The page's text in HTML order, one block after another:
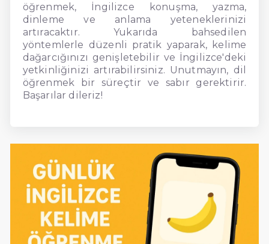
öğrenmek, İngilizce konuşma, yazma,
dinleme ve anlama yeteneklerinizi
artıracaktır. Yukarıda bahsedilen
yöntemlerle düzenli pratik yaparak, kelime
dağarcığınızı genişletebilir ve İngilizce'deki
yetkinliğinizi artırabilirsiniz. Unutmayın, dil
öğrenmek bir süreçtir ve sabır gerektirir.
Başarılar dileriz!